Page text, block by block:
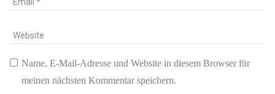
Name, E-Mail-Adresse und Website in diesem Browser für
meinen nächsten Kommentar speichern.